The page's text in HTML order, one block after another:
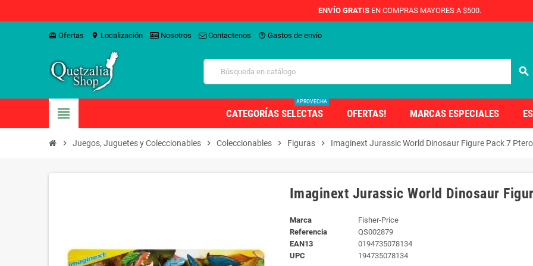
ENVÍO GRATIS EN COMPRAS MAYORES A $500.
card_giftcard Ofertas location_on Localización Nosotros Contactenos help_outline Gastos de envío
search
view_headline CATEGORÍAS SELECTAS
APROVECHA
OFERTAS! MARCAS ESPECIALES
chevron_right Juegos, Juguetes y Coleccionables chevron_right Coleccionables chevron_right Figuras chevron_right Imaginext Jurassic World Dinosaur Figure Pack 7
Imaginext Jurassic World Dinosaur
Marca
Fisher-Price
Referencia
QS002879
EAN13
0194735078134
UPC
194735078134